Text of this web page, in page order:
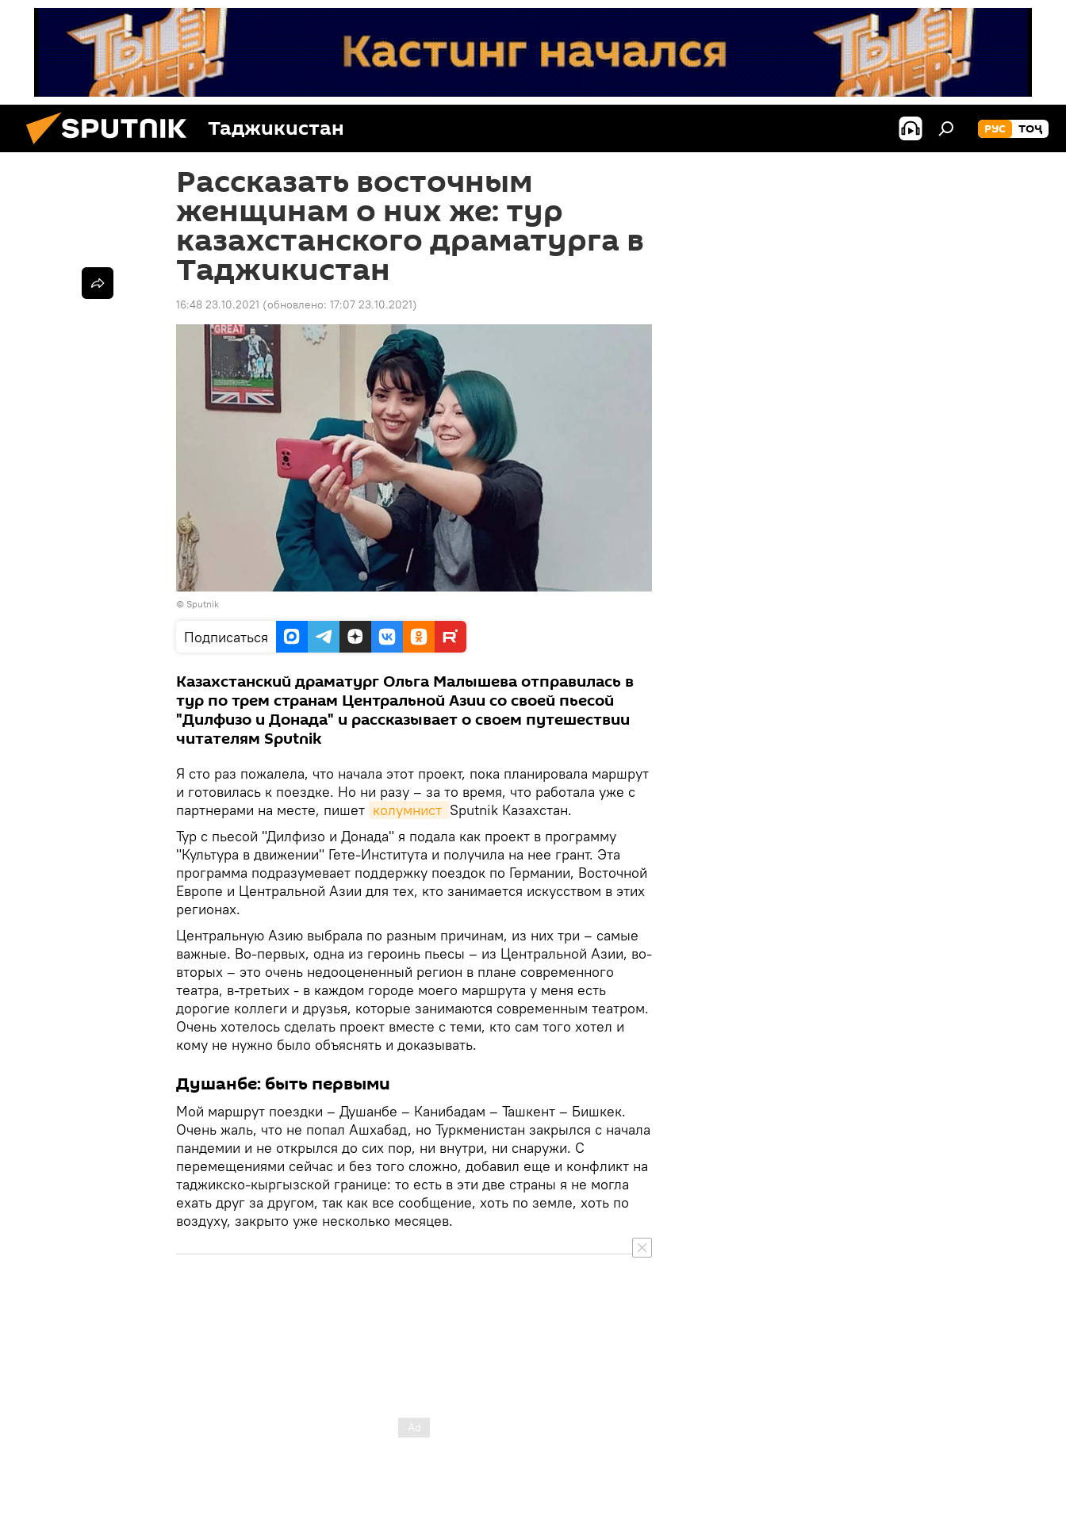
Таджикистан РУС ТОҶ
Рассказать восточным
женщинам о них же: тур
казахстанского драматурга в
Таджикистан
16:48 23.10.2021 (обновлено: 17:07 23.10.2021)
© Sputnik
Подписаться
Казахстанский драматург Ольга Малышева отправилась в
тур по трем странам Центральной Азии со своей пьесой
"Дилфизо и Донада" и рассказывает о своем путешествии
читателям Sputnik
Я сто раз пожалела, что начала этот проект, пока планировала маршрут
и готовилась к поездке. Но ни разу – за то время, что работала уже с
партнерами на месте, пишет колумнист Sputnik Казахстан.
Тур с пьесой "Дилфизо и Донада" я подала как проект в программу
"Культура в движении" Гете-Института и получила на нее грант. Эта
программа подразумевает поддержку поездок по Германии, Восточной
Европе и Центральной Азии для тех, кто занимается искусством в этих
регионах.
Центральную Азию выбрала по разным причинам, из них три – самые
важные. Во-первых, одна из героинь пьесы – из Центральной Азии, во-
вторых – это очень недооцененный регион в плане современного
театра, в-третьих - в каждом городе моего маршрута у меня есть
дорогие коллеги и друзья, которые занимаются современным театром.
Очень хотелось сделать проект вместе с теми, кто сам того хотел и
кому не нужно было объяснять и доказывать.
Душанбе: быть первыми
Мой маршрут поездки – Душанбе – Канибадам – Ташкент – Бишкек.
Очень жаль, что не попал Ашхабад, но Туркменистан закрылся с начала
пандемии и не открылся до сих пор, ни внутри, ни снаружи. С
перемещениями сейчас и без того сложно, добавил еще и конфликт на
таджикско-кыргызской границе: то есть в эти две страны я не могла
ехать друг за другом, так как все сообщение, хоть по земле, хоть по
воздуху, закрыто уже несколько месяцев.